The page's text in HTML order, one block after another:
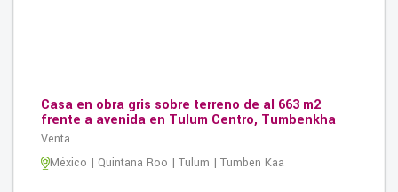
Casa en obra gris sobre terreno de al 663 m2
frente a avenida en Tulum Centro, Tumbenkha
Venta
México | Quintana Roo | Tulum | Tumben Kaa